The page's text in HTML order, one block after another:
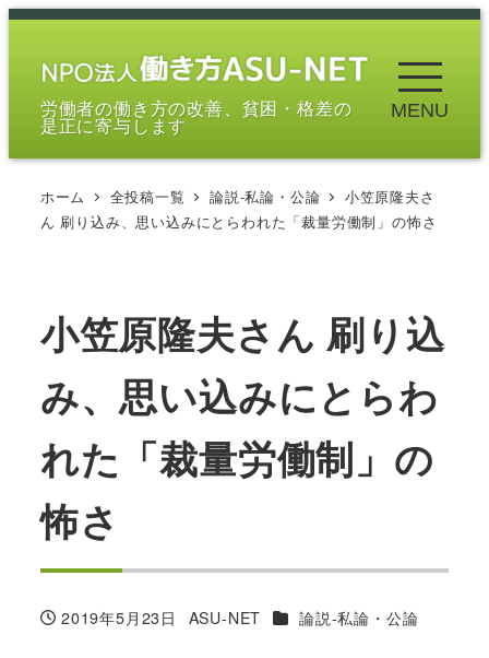
メ
労働者の働き方の改善、貧困・格差の
是正に寄与します
MENU
ホーム 全投稿一覧 論説-私論・公論
小笠原隆夫さ
ん 刷り込み、思い込みにとらわれた「裁量労働制」の怖さ
小笠原隆夫さん 刷り込
み、思い込みにとらわ
れた「裁量労働制」の
怖さ
投稿日
2019年5月23日
著
ASU-NET カテゴリー
論説-私論・公論